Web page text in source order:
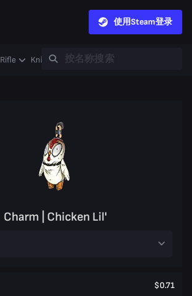
使用Steam登录
Rifle Knife Gloves Heavy
Charm | Chicken Lil'
$0.71